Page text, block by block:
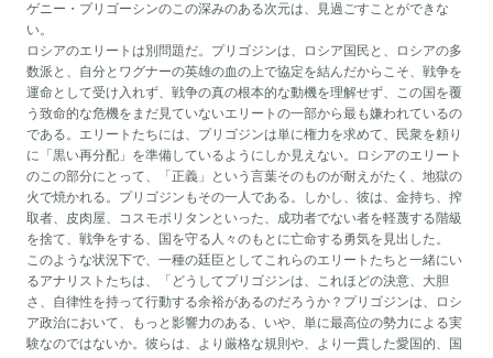
ゲニー・プリゴーシンのこの深みのある次元は、見過ごすことができな
い。
ロシアのエリートは別問題だ。プリゴジンは、ロシア国民と、ロシアの多
数派と、自分とワグナーの英雄の血の上で協定を結んだからこそ、戦争を
運命として受け入れず、戦争の真の根本的な動機を理解せず、この国を覆
う致命的な危機をまだ見ていないエリートの一部から最も嫌われているの
である。エリートたちには、プリゴジンは単に権力を求めて、民衆を頼り
に「黒い再分配」を準備しているようにしか見えない。ロシアのエリート
のこの部分にとって、「正義」という言葉そのものが耐えがたく、地獄の
火で焼かれる。プリゴジンもその一人である。しかし、彼は、金持ち、搾
取者、皮肉屋、コスモポリタンといった、成功者でない者を軽蔑する階級
を捨て、戦争をする、国を守る人々のもとに亡命する勇気を見出した。
このような状況下で、一種の廷臣としてこれらのエリートたちと一緒にい
るアナリストたちは、「どうしてプリゴジンは、これほどの決意、大胆
さ、自律性を持って行動する余裕があるのだろうか？プリゴジンは、ロシ
ア政治において、もっと影響力のある、いや、単に最高位の勢力による実
験なのではないか。彼らは、より厳格な規則や、より一貫した愛国的、国